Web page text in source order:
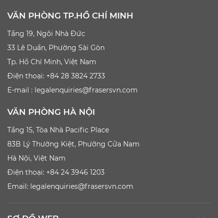
VĂN PHÒNG TP.HỒ CHÍ MINH
Tầng 19, Ngôi Nhà Đức
33 Lê Duẩn, Phường Sài Gòn
Tp. Hồ Chí Minh, Việt Nam
Điện thoại: +84 28 3824 2733
E-mail : legalenquiries@frasersvn.com
VĂN PHÒNG HÀ NỘI
Tầng 15, Tòa Nhà Pacific Place
83B Lý Thường Kiệt, Phường Cửa Nam
Hà Nội, Việt Nam
Điện thoại: +84 24 3946 1203
Email: legalenquiries@frasersvn.com